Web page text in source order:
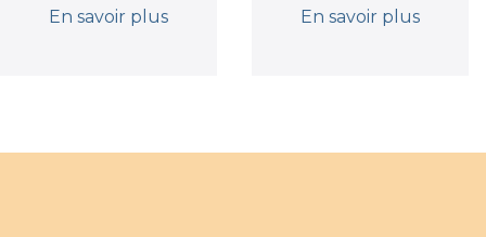
En savoir plus En savoir plus